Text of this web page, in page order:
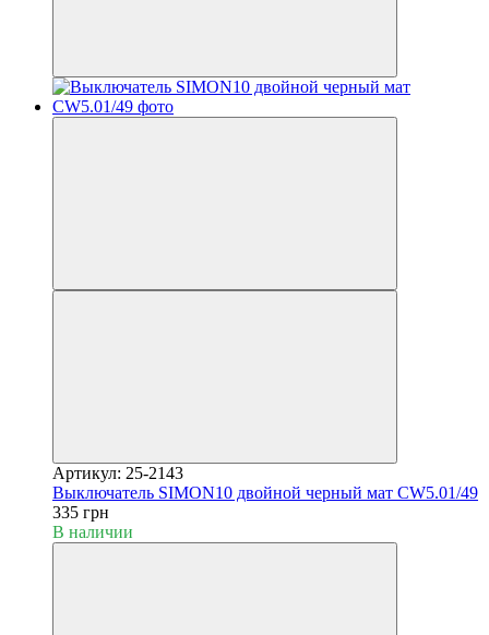
Артикул: 25-2143
Выключатель SIMON10 двойной черный мат CW5.01/49
335 грн
В наличии